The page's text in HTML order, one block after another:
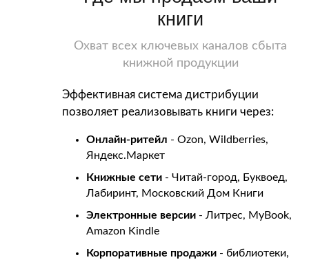
книги
Охват всех ключевых каналов сбыта
книжной продукции
Эффективная система дистрибуции
позволяет реализовывать книги через:
Онлайн-ритейл - Ozon, Wildberries,
Яндекс.Маркет
Книжные сети - Читай-город, Буквоед,
Лабиринт, Московский Дом Книги
Электронные версии - Литрес, MyBook,
Amazon Kindle
Корпоративные продажи - библиотеки,